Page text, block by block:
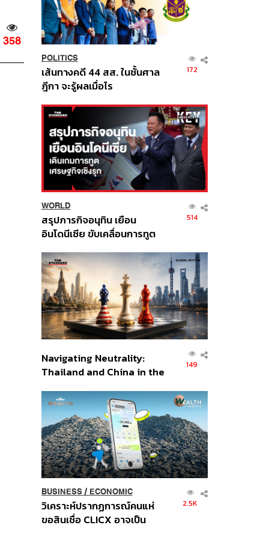
358
POLITICS
เส้นทางคดี 44 สส. ในชั้นศาล
ฎีกา จะรู้ผลเมื่อไร
172
WORLD
สรุปภารกิจอนุทิน เยือน
อินโดนีเซีย ขับเคลื่อนการทูต
ส่วนยุทธศาสตร์ไทย –
อินโดนีเซีย
514
Navigating Neutrality:
Thailand and China in the
Order
149
BUSINESS/ ECONOMIC
วิเคราะห์ปรากฏการณ์คนแห่
ขอสินเชื่อ CLICX อาจเป็น
2.5K